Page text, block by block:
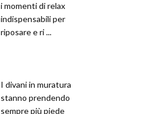
i momenti di relax
indispensabili per
riposare e ri ...
I divani in muratura
stanno prendendo
sempre più piede